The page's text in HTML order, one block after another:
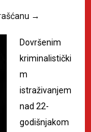
→
Dovršenim
kriminalistički
m
istraživanjem
nad 22-
godišnjakom